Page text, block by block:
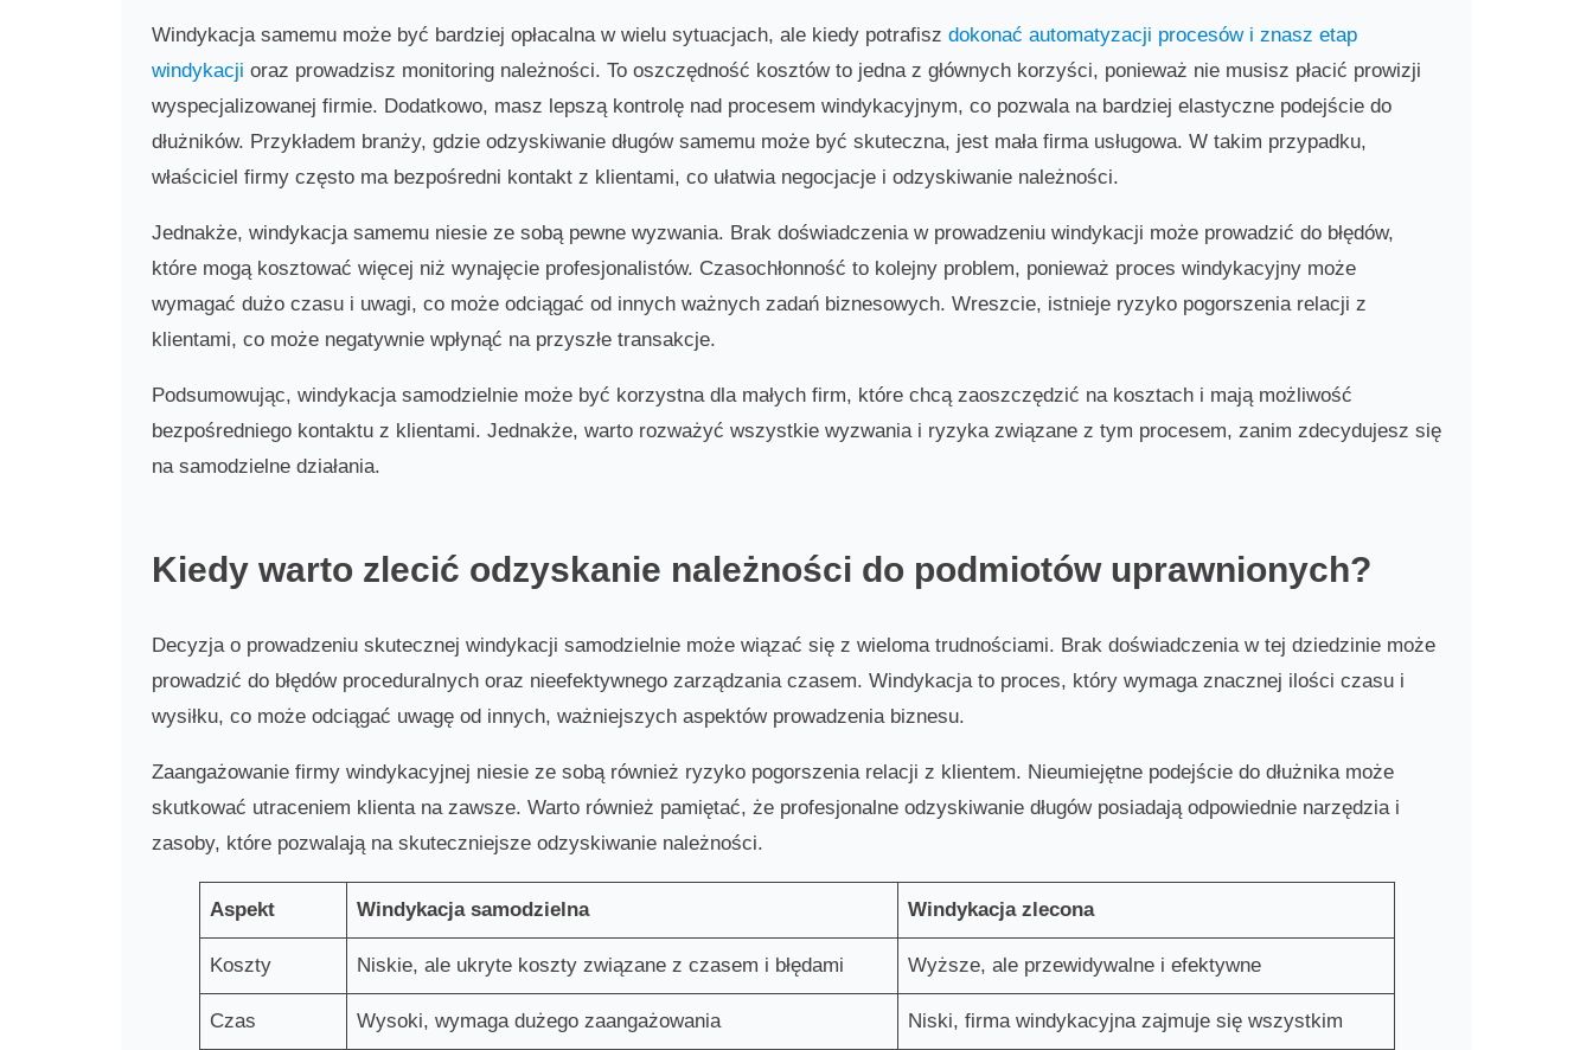
Windykacja samemu może być bardziej opłacalna w wielu sytuacjach, ale kiedy potrafisz dokonać automatyzacji procesów i znasz etap
windykacji oraz prowadzisz monitoring należności. To oszczędność kosztów to jedna z głównych korzyści, ponieważ nie musisz płacić prowizji
wyspecjalizowanej firmie. Dodatkowo, masz lepszą kontrolę nad procesem windykacyjnym, co pozwala na bardziej elastyczne podejście do
dłużników. Przykładem branży, gdzie odzyskiwanie długów samemu może być skuteczna, jest mała firma usługowa. W takim przypadku,
właściciel firmy często ma bezpośredni kontakt z klientami, co ułatwia negocjacje i odzyskiwanie należności.
Jednakże, windykacja samemu niesie ze sobą pewne wyzwania. Brak doświadczenia w prowadzeniu windykacji może prowadzić do błędów,
które mogą kosztować więcej niż wynajęcie profesjonalistów. Czasochłonność to kolejny problem, ponieważ proces windykacyjny może
wymagać dużo czasu i uwagi, co może odciągać od innych ważnych zadań biznesowych. Wreszcie, istnieje ryzyko pogorszenia relacji z
klientami, co może negatywnie wpłynąć na przyszłe transakcje.
Podsumowując, windykacja samodzielnie może być korzystna dla małych firm, które chcą zaoszczędzić na kosztach i mają możliwość
bezpośredniego kontaktu z klientami. Jednakże, warto rozważyć wszystkie wyzwania i ryzyka związane z tym procesem, zanim zdecydujesz się
na samodzielne działania.
Kiedy warto zlecić odzyskanie należności do podmiotów uprawnionych?
Decyzja o prowadzeniu skutecznej windykacji samodzielnie może wiązać się z wieloma trudnościami. Brak doświadczenia w tej dziedzinie może
prowadzić do błędów proceduralnych oraz nieefektywnego zarządzania czasem. Windykacja to proces, który wymaga znacznej ilości czasu i
wysiłku, co może odciągać uwagę od innych, ważniejszych aspektów prowadzenia biznesu.
Zaangażowanie firmy windykacyjnej niesie ze sobą również ryzyko pogorszenia relacji z klientem. Nieumiejętne podejście do dłużnika może
skutkować utraceniem klienta na zawsze. Warto również pamiętać, że profesjonalne odzyskiwanie długów posiadają odpowiednie narzędzia i
zasoby, które pozwalają na skuteczniejsze odzyskiwanie należności.
Aspekt Windykacja samodzielna Windykacja zlecona
Koszty Niskie, ale ukryte koszty związane z czasem i błędami Wyższe, ale przewidywalne i efektywne
Czas Wysoki, wymaga dużego zaangażowania Niski, firma windykacyjna zajmuje się wszystkim